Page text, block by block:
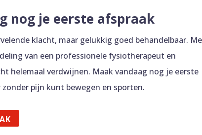
nog je eerste afspraak
klacht, maar gelukkig goed behandelbaar.
van een professionele fysiotherapeut en
helemaal verdwijnen. Maak vandaag nog je eerste
pijn kunt bewegen en sporten.